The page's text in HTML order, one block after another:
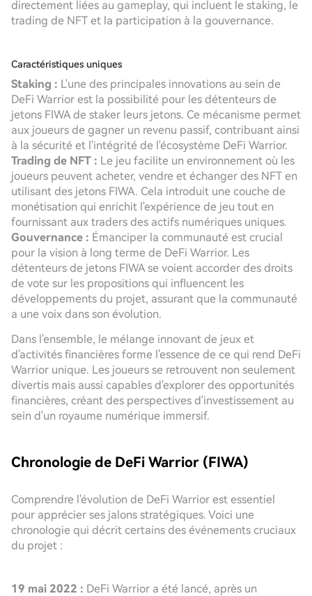
directement liées au gameplay, qui incluent le staking, le
trading de NFT et la participation à la gouvernance.
Caractéristiques uniques
Staking : L'une des principales innovations au sein de
DeFi Warrior est la possibilité pour les détenteurs de
jetons FIWA de staker leurs jetons. Ce mécanisme permet
aux joueurs de gagner un revenu passif, contribuant ainsi
à la sécurité et l'intégrité de l'écosystème DeFi Warrior.
Trading de NFT : Le jeu facilite un environnement où les
joueurs peuvent acheter, vendre et échanger des NFT en
utilisant des jetons FIWA. Cela introduit une couche de
monétisation qui enrichit l'expérience de jeu tout en
fournissant aux traders des actifs numériques uniques.
Gouvernance : Émanciper la communauté est crucial
pour la vision à long terme de DeFi Warrior. Les
détenteurs de jetons FIWA se voient accorder des droits
de vote sur les propositions qui influencent les
développements du projet, assurant que la communauté
a une voix dans son évolution.
Dans l'ensemble, le mélange innovant de jeux et
d'activités financières forme l'essence de ce qui rend DeFi
Warrior unique. Les joueurs se retrouvent non seulement
divertis mais aussi capables d'explorer des opportunités
financières, créant des perspectives d'investissement au
sein d'un royaume numérique immersif.
Chronologie de DeFi Warrior (FIWA)
Comprendre l'évolution de DeFi Warrior est essentiel
pour apprécier ses jalons stratégiques. Voici une
chronologie qui décrit certains des événements cruciaux
du projet :
19 mai 2022 : DeFi Warrior a été lancé, après un